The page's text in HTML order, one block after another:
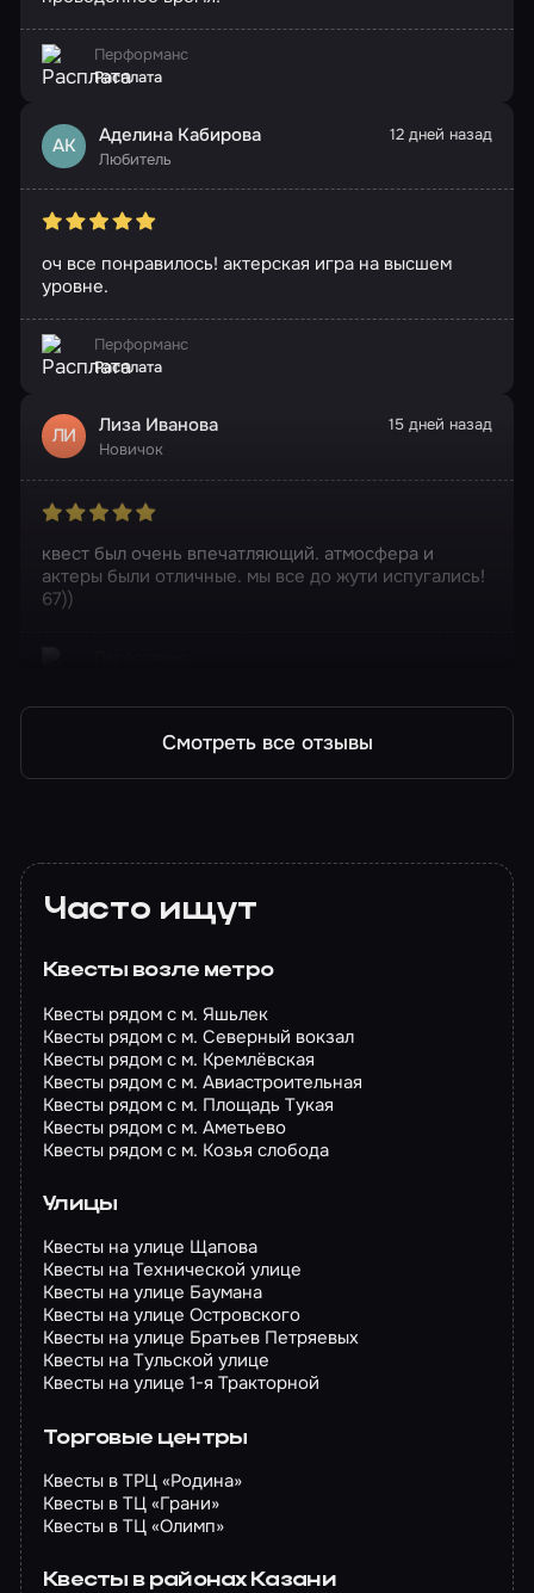
Перформанс
Расплата
АК Аделина Кабирова
Любитель
12 дней назад
оч все понравилось! актерская игра на высшем
уровне.
Перформанс
Расплата
ЛИ Лиза Иванова
Новичок
15 дней назад
квест был очень впечатляющий. атмосфера и
актеры были отличные. мы все до жути испугались!
67))
Смотреть все отзывы
Часто ищут
Квесты возле метро
Квесты рядом с м. Яшьлек
Квесты рядом с м. Северный вокзал
Квесты рядом с м. Кремлёвская
Квесты рядом с м. Авиастроительная
Квесты рядом с м. Площадь Тукая
Квесты рядом с м. Аметьево
Квесты рядом с м. Козья слобода
Улицы
Квесты на улице Щапова
Квесты на Технической улице
Квесты на улице Баумана
Квесты на улице Островского
Квесты на улице Братьев Петряевых
Квесты на Тульской улице
Квесты на улице 1-я Тракторной
Торговые центры
Квесты в ТРЦ «Родина»
Квесты в ТЦ «Грани»
Квесты в ТЦ «Олимп»
Квесты в районах Казани